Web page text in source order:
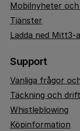
Mobilnyheter och
Tjänster
Ladda ned Mitt3-
Support
Vanliga frågor
Täckning och
Whistleblowing
Köpinformation